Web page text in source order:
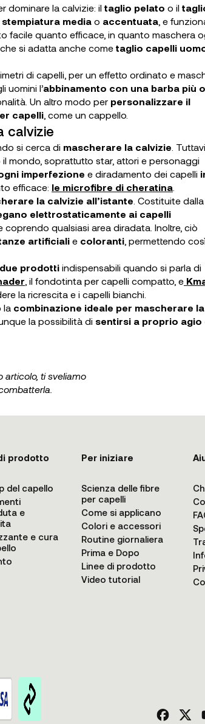
dominare la calvizie: il taglio pelato o il
stempiatura media o accentuata , e
facile quanto efficace, in quanto maschera
si adatta anche come taglio capelli
di capelli, per un effetto ordinato e
uomini l’abbinamento con una barba più o
Un altro modo per personalizzare il
capelli , come un cappello.
calvizie
si cerca di mascherare la calvizie .
mondo, soprattutto star, attori e personaggi
imperfezione e diradamento dei capelli
efficace: le microfibre di cheratina
la calvizie all’istante . Costituite dalla
elettrostaticamente ai capelli
coprendo qualsiasi area diradata. Inoltre, ciò
artificiali e coloranti , permettendo
prodotti indispensabili quando si parla di
, il fondotinta per capelli compatto, e
la ricrescita e i capelli bianchi.
la combinazione ideale per mascherare la
la possibilità di sentirsi a proprio agio
articolo, ti sveliamo
prodotto
del capello
e
e cura
Per iniziare
Scienza delle fibre
per capelli
Come si applicano
Colori e accessori
Routine giornaliera
Prima e Dopo
Linee di prodotto
Video tutorial